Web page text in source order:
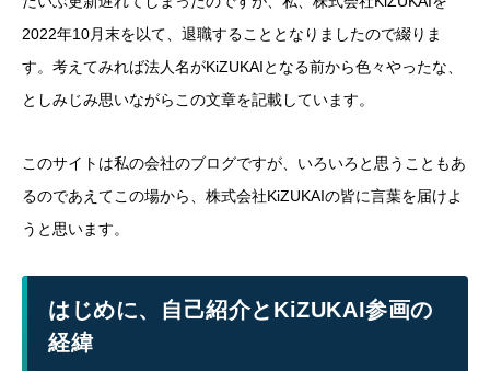
2022年10月末を以て、退職することとなりましたので綴りま
す。考えてみれば法人名がKiZUKAIとなる前から色々やったな、
としみじみ思いながらこの文章を記載しています。
このサイトは私の会社のブログですが、いろいろと思うこともあ
るのであえてこの場から、株式会社KiZUKAIの皆に言葉を届けよ
うと思います。
はじめに、自己紹介とKiZUKAI参画の
経緯